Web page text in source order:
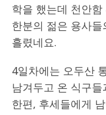
학을 했는데 천안
한분의 젊은 용사
흘렸네요.
4일차에는 오두산
남겨두고 온 식구
한편, 후세들에게